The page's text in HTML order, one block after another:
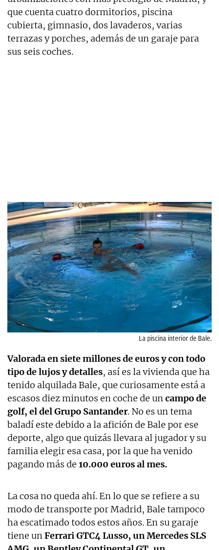
que cuenta cuatro dormitorios, piscina
cubierta, gimnasio, dos lavaderos, varias
terrazas y porches, además de un garaje para
sus seis coches.
La piscina interior de Bale.
Valorada en siete millones de euros y con todo
tipo de lujos y detalles, así es la vivienda que ha
tenido alquilada Bale, que curiosamente está a
escasos diez minutos en coche de un campo de
golf, el del Grupo Santander. No es un tema
baladí este debido a la afición de Bale por ese
deporte, algo que quizás llevara al jugador y su
familia elegir esa casa, por la que ha venido
pagando más de 10.000 euros al mes.
La cosa no queda ahí. En lo que se refiere a su
modo de transporte por Madrid, Bale tampoco
ha escatimado todos estos años. En su garaje
tiene un Ferrari GTC4 Lusso, un Mercedes SLS